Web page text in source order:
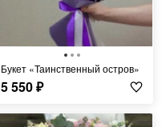
Букет «Таинственный остров»
5 550₽